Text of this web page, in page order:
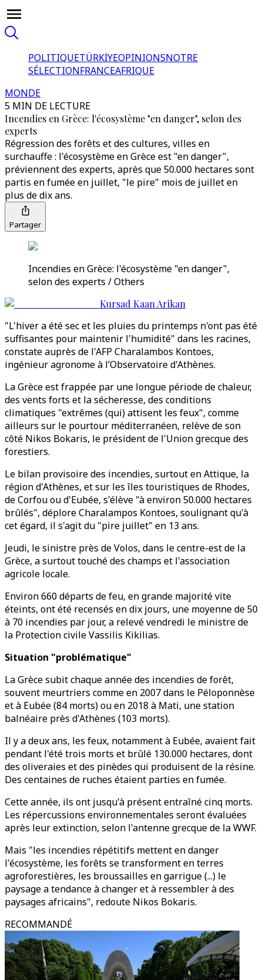
POLITIQUETÜRKİYEOPINIONSNOTRE
SÉLECTIONFRANCEAFRIQUE
MONDE
5 MIN DE LECTURE
Incendies en Grèce: l'écosystème "en danger", selon des
experts
Régression des forêts et des cultures, villes en
surchauffe : l'écosystème en Grèce est "en danger",
préviennent des experts, après que 50.000 hectares sont
partis en fumée en juillet, "le pire" mois de juillet en
plus de dix ans.
Partager
Incendies en Grèce: l'écosystème "en danger",
selon des experts / Others
Kursad Kaan Arikan
"L'hiver a été sec et les pluies du printemps n'ont pas été
suffisantes pour maintenir l'humidité" dans les racines,
constate auprès de l'AFP Charalambos Kontoes,
ingénieur agronome à l’Observatoire d'Athènes.
La Grèce est frappée par une longue période de chaleur,
des vents forts et la sécheresse, des conditions
climatiques "extrêmes (qui) attisent les feux", comme
ailleurs sur le pourtour méditerranéen, relève de son
côté Nikos Bokaris, le président de l'Union grecque des
forestiers.
Le bilan provisoire des incendies, surtout en Attique, la
région d'Athènes, et sur les îles touristiques de Rhodes,
de Corfou ou d'Eubée, s'élève "à environ 50.000 hectares
brûlés", déplore Charalampos Kontoes, soulignant qu'à
cet égard, il s'agit du "pire juillet" en 13 ans.
Jeudi, le sinistre près de Volos, dans le centre-est de la
Grèce, a surtout touché des champs et l'association
agricole locale.
Environ 660 départs de feu, en grande majorité vite
éteints, ont été recensés en dix jours, une moyenne de 50
à 70 incendies par jour, a relevé vendredi le ministre de
la Protection civile Vassilis Kikilias.
Situation "problématique"
La Grèce subit chaque année des incendies de forêt,
souvent meurtriers comme en 2007 dans le Péloponnèse
et à Eubée (84 morts) ou en 2018 à Mati, une station
balnéaire près d'Athènes (103 morts).
Il y a deux ans, les feux, notamment à Eubée, avaient fait
pendant l'été trois morts et brûlé 130.000 hectares, dont
des oliveraies et des pinèdes qui produisent de la résine.
Des centaines de ruches étaient parties en fumée.
Cette année, ils ont jusqu'à présent entraîné cinq morts.
Les répercussions environnementales seront évaluées
après leur extinction, selon l'antenne grecque de la WWF.
Mais "les incendies répétitifs mettent en danger
l'écosystème, les forêts se transforment en terres
agroforestières, les broussailles en garrigue (...) le
paysage a tendance à changer et à ressembler à des
paysages africains", redoute Nikos Bokaris.
RECOMMANDÉ